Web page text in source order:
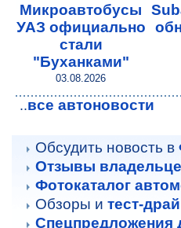
Микроавтобусы
УАЗ официально
стали
"Буханками"
03.08.2026
..все автоновости
Обсудить новость в
Отзывы
Фотокаталог
Обзоры и тест-
Спецпредложения